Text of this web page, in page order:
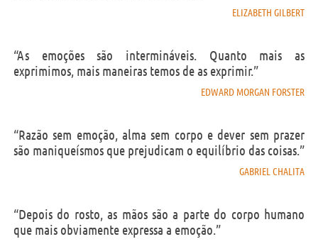
ELIZABETH GILBERT
“As emoções são intermináveis. Quanto mais as
exprimimos, mais maneiras temos de as exprimir.”
EDWARD MORGAN FORSTER
“Razão sem emoção, alma sem corpo e dever sem prazer
são maniqueísmos que prejudicam o equilíbrio das coisas.”
GABRIEL CHALITA
“Depois do rosto, as mãos são a parte do corpo humano
que mais obviamente expressa a emoção.”